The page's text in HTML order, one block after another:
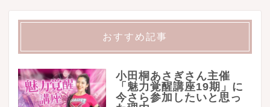
おすすめ記事
小田桐あさぎさん主催
「魅力覚醒講座19期」に
今さら参加したいと思っ